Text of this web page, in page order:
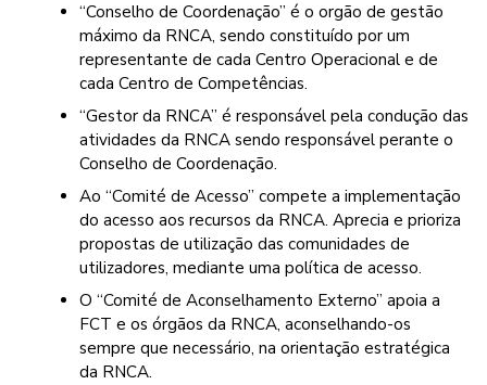
“Conselho de Coordenação” é o orgão de gestão
máximo da RNCA, sendo constituído por um
representante de cada Centro Operacional e de
cada Centro de Competências.
“Gestor da RNCA” é responsável pela condução das
atividades da RNCA sendo responsável perante o
Conselho de Coordenação.
Ao “Comité de Acesso” compete a implementação
do acesso aos recursos da RNCA. Aprecia e prioriza
propostas de utilização das comunidades de
utilizadores, mediante uma política de acesso.
O “Comité de Aconselhamento Externo” apoia a
FCT e os órgãos da RNCA, aconselhando-os
sempre que necessário, na orientação estratégica
da RNCA.